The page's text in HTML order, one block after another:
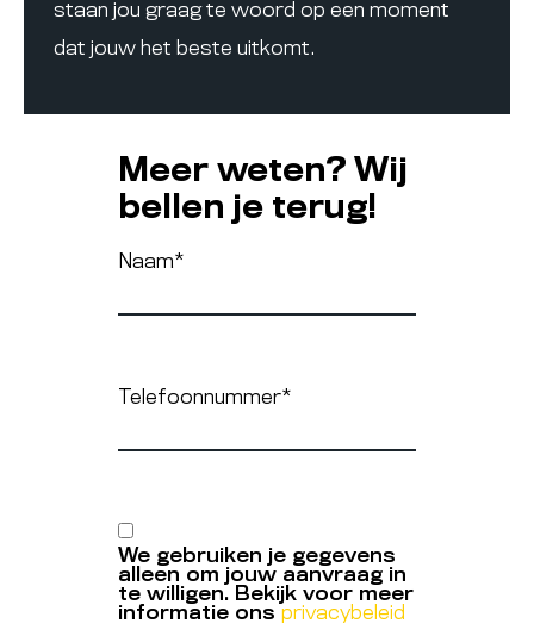
staan jou graag te woord op een moment
dat jouw het beste uitkomt.
Meer weten? Wij
bellen je terug!
Naam*
Telefoonnummer*
We gebruiken je gegevens
alleen om jouw aanvraag in
te willigen. Bekijk voor meer
informatie ons privacybeleid